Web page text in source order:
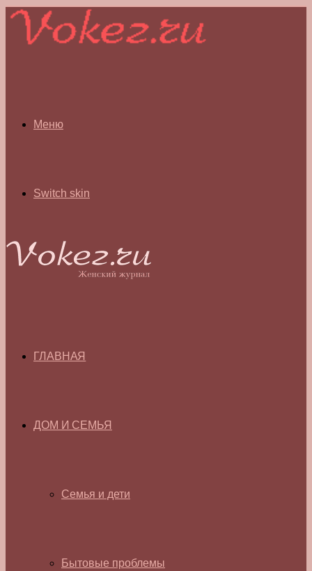
Меню
Switch skin
ГЛАВНАЯ
ДОМ И СЕМЬЯ
Семья и дети
Бытовые проблемы